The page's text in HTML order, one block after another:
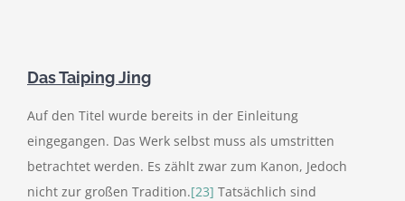
Das Taiping Jing
Auf den Titel wurde bereits in der Einleitung
eingegangen. Das Werk selbst muss als umstritten
betrachtet werden. Es zählt zwar zum Kanon, Jedoch
nicht zur großen Tradition.[23] Tatsächlich sind